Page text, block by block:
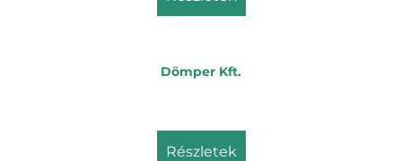
Dömper Kft.
részletek